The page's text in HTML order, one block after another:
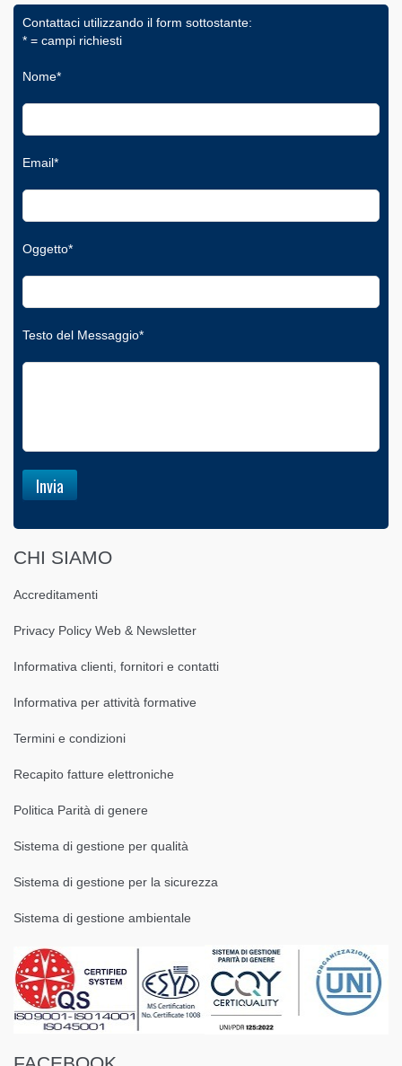
Contattaci utilizzando il form sottostante:
* = campi richiesti
Nome*
Email*
Oggetto*
Testo del Messaggio*
CHI SIAMO
Accreditamenti
Privacy Policy Web & Newsletter
Informativa clienti, fornitori e contatti
Informativa per attività formative
Termini e condizioni
Recapito fatture elettroniche
Politica Parità di genere
Sistema di gestione per qualità
Sistema di gestione per la sicurezza
Sistema di gestione ambientale